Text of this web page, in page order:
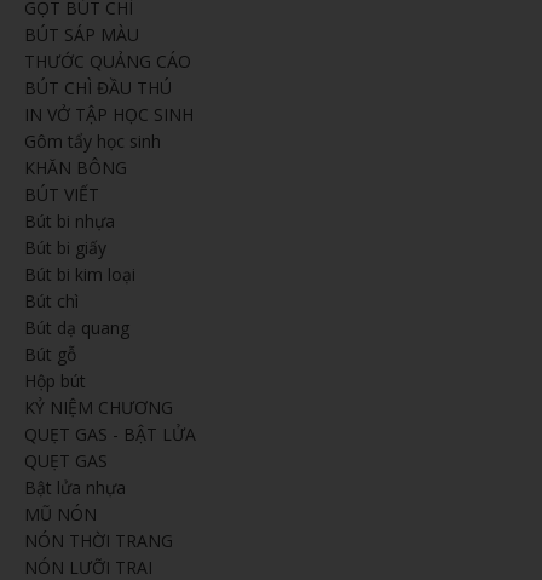
GỌT BÚT CHÌ
BÚT SÁP MÀU
THƯỚC QUẢNG CÁO
BÚT CHÌ ĐẦU THÚ
IN VỞ TẬP HỌC SINH
Gôm tẩy học sinh
KHĂN BÔNG
BÚT VIẾT
Bút bi nhựa
Bút bi giấy
Bút bi kim loại
Bút chì
Bút dạ quang
Bút gỗ
Hộp bút
KỶ NIỆM CHƯƠNG
QUẸT GAS - BẬT LỬA
QUẸT GAS
Bật lửa nhựa
MŨ NÓN
NÓN THỜI TRANG
NÓN LƯỠI TRAI